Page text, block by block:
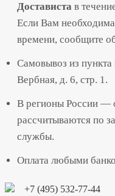
Достависта в
Если Вам
времени, сообщите
Самовывоз из
Вербная, д. 6, стр. 1.
В регионы России —
рассчитываются по
службы.
Оплата любыми
+7 (495) 532-77-44